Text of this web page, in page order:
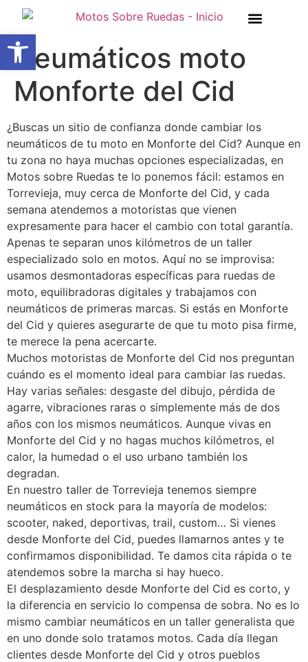
Abrir barra de herramientas
Neumáticos moto
Monforte del Cid
¿Buscas un sitio de confianza donde cambiar los
neumáticos de tu moto en Monforte del Cid? Aunque en
tu zona no haya muchas opciones especializadas, en
Motos sobre Ruedas te lo ponemos fácil: estamos en
Torrevieja, muy cerca de Monforte del Cid, y cada
semana atendemos a motoristas que vienen
expresamente para hacer el cambio con total garantía.
Apenas te separan unos kilómetros de un taller
especializado solo en motos. Aquí no se improvisa:
usamos desmontadoras específicas para ruedas de
moto, equilibradoras digitales y trabajamos con
neumáticos de primeras marcas. Si estás en Monforte
del Cid y quieres asegurarte de que tu moto pisa firme,
te merece la pena acercarte.
Muchos motoristas de Monforte del Cid nos preguntan
cuándo es el momento ideal para cambiar las ruedas.
Hay varias señales: desgaste del dibujo, pérdida de
agarre, vibraciones raras o simplemente más de dos
años con los mismos neumáticos. Aunque vivas en
Monforte del Cid y no hagas muchos kilómetros, el
calor, la humedad o el uso urbano también los
degradan.
En nuestro taller de Torrevieja tenemos siempre
neumáticos en stock para la mayoría de modelos:
scooter, naked, deportivas, trail, custom… Si vienes
desde Monforte del Cid, puedes llamarnos antes y te
confirmamos disponibilidad. Te damos cita rápida o te
atendemos sobre la marcha si hay hueco.
El desplazamiento desde Monforte del Cid es corto, y
la diferencia en servicio lo compensa de sobra. No es lo
mismo cambiar neumáticos en un taller generalista que
en uno donde solo tratamos motos. Cada día llegan
clientes desde Monforte del Cid y otros pueblos